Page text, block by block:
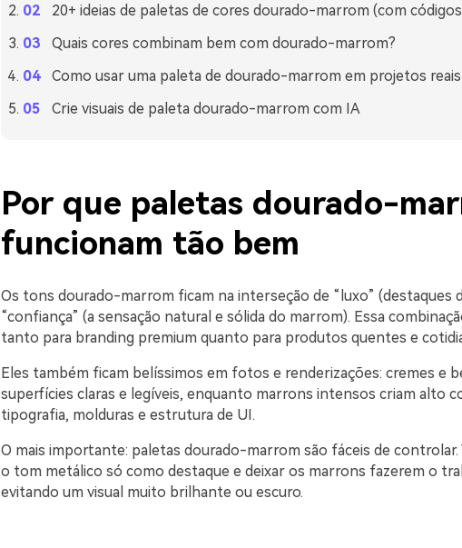
20+ ideias de paletas de cores dourado-marrom (com
Quais cores combinam bem com dourado-marrom?
Como usar uma paleta de dourado-marrom em projetos reais
Crie visuais de paleta dourado-marrom com IA
Por que paletas dourado-
funcionam tão bem
Os tons dourado-marrom ficam na interseção de “luxo” (destaques
“confiança” (a sensação natural e sólida do marrom). Essa
tanto para branding premium quanto para produtos quentes e
Eles também ficam belíssimos em fotos e renderizações: cremes e
superfícies claras e legíveis, enquanto marrons intensos criam alto
tipografia, molduras e estrutura de UI.
O mais importante: paletas dourado-marrom são fáceis de
o tom metálico só como destaque e deixar os marrons fazerem o
evitando um visual muito brilhante ou escuro.